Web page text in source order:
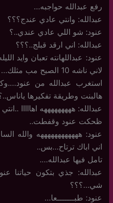
رفع عبدالله حواجبه…
عبدالله: وانتي عادي عندج؟؟؟
عنود: شو اللي عادي عندي..؟
عبدالله: اني ارقد قبلج..؟؟؟
عنود: عبداللهانته تعبان وايد
لاني ناشه 10 الصبح مب مثلك…
استغرب عبدالله من
هالبنت وطريقة تفكيرها
عبدالله: هههههههههه اهااااا
ظحكت عنود وقفطت..
عنود: ههههههههههههه والله
اني اباك ترتاح…بس..
تامل فيها عبدالله….
عبدالله: جذي بتكون حياتنا
شي…؟؟؟
عنود: طبـــــــعا…